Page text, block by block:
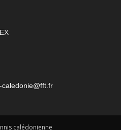
calédonienne